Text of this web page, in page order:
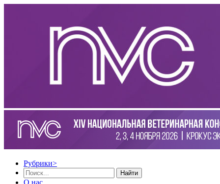
Рубрики>
Найти
О нас